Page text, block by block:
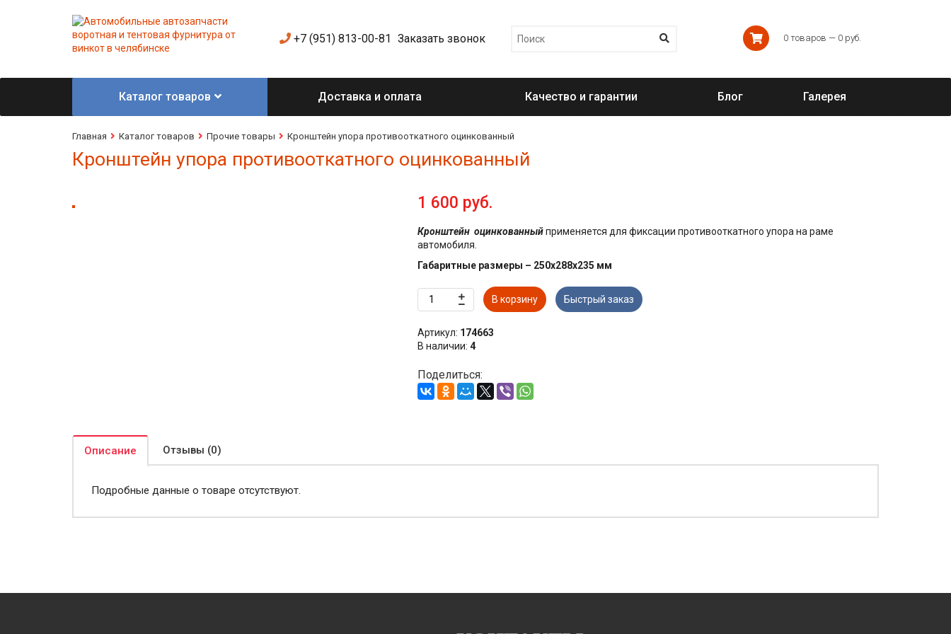
+7 (951) 813-00-81 Заказать звонок 0 товаров — 0 руб.
Каталог товаров Доставка и оплата Качество и гарантии Блог Галерея
Главная Каталог товаров Прочие товары Кронштейн упора противооткатного оцинкованный
Кронштейн упора противооткатного оцинкованный
1 600 руб.
Кронштейн оцинкованныйприменяется для фиксации противооткатного упора на раме
автомобиля.
Габаритные размеры – 250х288х235 мм
В корзину Быстрый заказ
Артикул: 174663
В наличии: 4
Поделиться:
Описание Отзывы (0)
Подробные данные о товаре отсутствуют.